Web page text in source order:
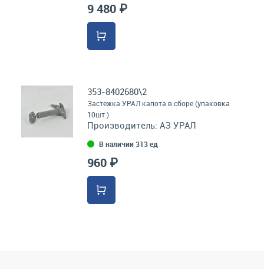
9 480 ₽
353-8402680\2
Застежка УРАЛ капота в сборе (упаковка
10шт.)
Производитель: АЗ УРАЛ
В наличии 313 ед
960 ₽